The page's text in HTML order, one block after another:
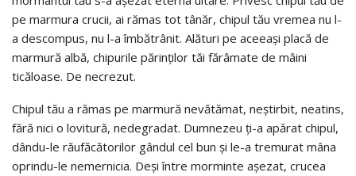
pe marmura crucii, ai rămas tot tânăr, chipul tău vremea nu l-
a descompus, nu l-a îmbătrânit. Alături pe aceeaşi placă de
marmură albă, chipurile părinţilor tăi fărâmate de mâini
ticăloase. De necrezut.
Chipul tău a rămas pe marmură nevătămat, neştirbit, neatins,
fără nici o lovitură, nedegradat. Dumnezeu ţi-a apărat chipul,
dându-le răufăcătorilor gândul cel bun şi le-a tremurat mâna
oprindu-le nemernicia. Deşi între morminte aşezat, crucea